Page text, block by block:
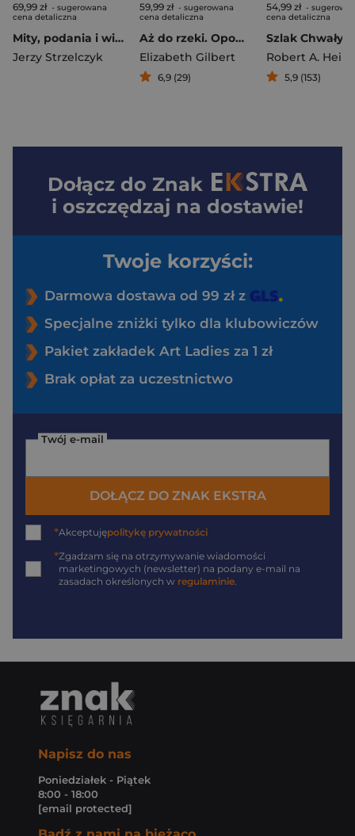
69,99 zł - sugerowana
cena detaliczna
Mity, podania i wierzenia dawnych Słowian. Mity i legendy wyd. 2026
Jerzy Strzelczyk
59,99 zł - sugerowana
cena detaliczna
Aż do rzeki. Opowieść o miłości, stracie i wyzwoleniu
Elizabeth Gilbert
6,9 (29)
54,99 zł -
cena detaliczna
Szlak Chwały
Robert A.
5,9 (153)
Dołącz do Znak
i oszczędzaj na dostawie!
Twoje korzyści:
Darmowa dostawa od 99 zł z
Specjalne zniżki tylko dla klubowiczów
Pakiet zakładek Art Ladies za 1 zł
Brak opłat za uczestnictwo
Twój e-mail
DOŁĄCZ DO ZNAK EKSTRA
*Akceptujępolitykę prywatności
*Zgadzam się na otrzymywanie wiadomości
marketingowych (newsletter) na podany e-mail na
zasadach określonych w regulaminie.
Napisz do nas
Poniedziałek - Piątek
8:00 - 18:00
[email protected]